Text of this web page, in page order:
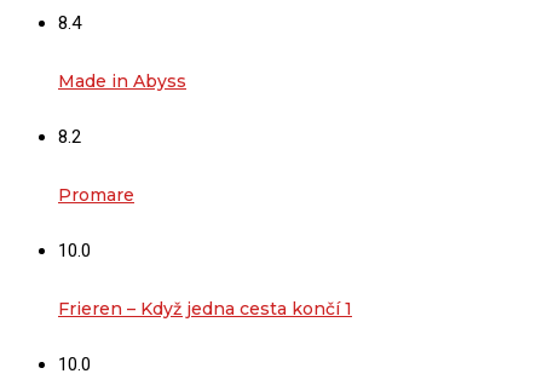
8.4
Made in Abyss
8.2
Promare
10.0
Frieren – Když jedna cesta končí 1
10.0